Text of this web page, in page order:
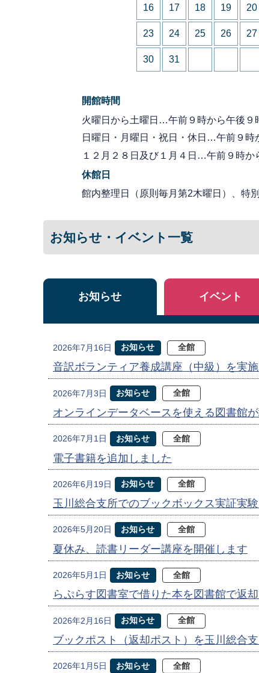
16 17 18 19 20
23 24 25 26 27
30 31
開館時間
火曜日から土曜日…午前９時から午後９
日曜日・月曜日・祝日・休日…午前９時
１２月２８日及び１月４日…午前９時か
休館日
館内整理日（原則毎月第2木曜日）、特
お知らせ・イベント一覧
お知らせ
2026年7月16日 お知らせ 全館
音訳ボランティア養成講座（中級）を実施
2026年7月3日 お知らせ 全館
オンラインデータベースを使える図書館が
2026年7月1日 お知らせ 全館
電子書籍を追加しました
2026年6月19日 お知らせ 全館
玉川総合支所でのブックボックス実証実
2026年5月20日 お知らせ 全館
夏休み、読書リーダー講座を開催します
2026年5月1日 お知らせ 全館
らぷらす図書室で借りた本を図書館で返
2026年2月16日 お知らせ 全館
ブックポスト（返却ポスト）を玉川総合
2026年1月5日 お知らせ 全館
イベント